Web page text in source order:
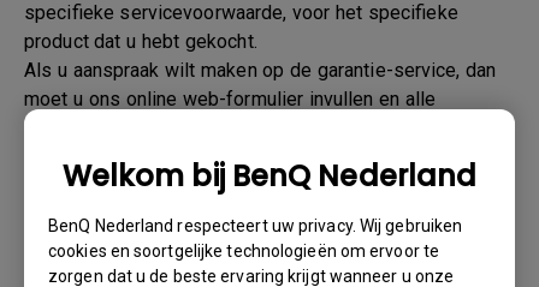
Welkom bij BenQ Nederland
BenQ Nederland respecteert uw privacy. Wij gebruiken
cookies en soortgelijke technologieën om ervoor te
zorgen dat u de beste ervaring krijgt wanneer u onze
specifieke servicevoorwaarde, voor het specifieke
product dat u hebt gekocht.
Als u aanspraak wilt maken op de garantie-service, dan
moet u ons online web-formulier invullen en alle
noodzakelijke informatie over uw product en het defect
verstrekken en uw contactgegevens doorgeven. U kunt
dit doen op www.benq.eu of op de BenQ-website van uw
land.
Er wordt dan via e-mail contact met u opgenomen
door het BenQ Technical Support Team ("BenQ Team").